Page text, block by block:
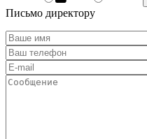
Письмо директору